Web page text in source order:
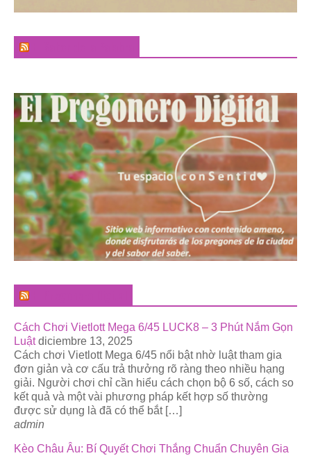
Cách Chơi Vietlott Mega 6/45 LUCK8 – 3 Phút Nắm Gọn
Luật diciembre 13, 2025
Cách chơi Vietlott Mega 6/45 nổi bật nhờ luật tham gia
đơn giản và cơ cấu trả thưởng rõ ràng theo nhiều hạng
giải. Người chơi chỉ cần hiểu cách chọn bộ 6 số, cách so
kết quả và một vài phương pháp kết hợp số thường
được sử dụng là đã có thể bắt […]
admin
Kèo Châu Âu: Bí Quyết Chơi Thắng Chuẩn Chuyên Gia